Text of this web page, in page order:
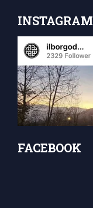
INSTAGRAM
FACEBOOK